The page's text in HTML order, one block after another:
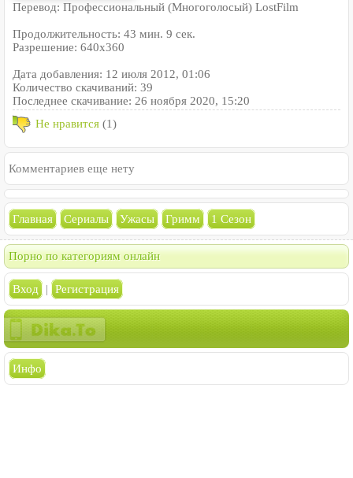
Перевод: Профессиональный (Многоголосый) LostFilm
Продолжительность: 43 мин. 9 сек.
Разрешение: 640x360
Дата добавления: 12 июля 2012, 01:06
Количество скачиваний: 39
Последнее скачивание: 26 ноября 2020, 15:20
Не нравится (1)
Комментариев еще нету
Главная Сериалы Ужасы Гримм 1 Сезон
Порно по категориям онлайн
Вход | Регистрация
Инфо